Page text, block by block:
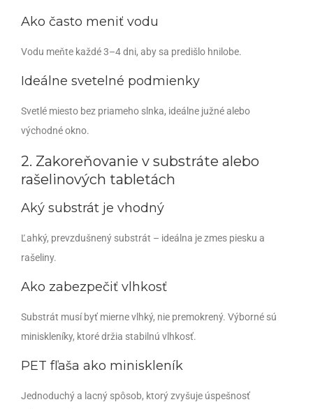
Ako často meniť vodu
Vodu meňte každé 3–4 dni, aby sa predišlo hnilobe.
Ideálne svetelné podmienky
Svetlé miesto bez priameho slnka, ideálne južné alebo
východné okno.
2. Zakoreňovanie v substráte alebo
rašelinových tabletách
Aký substrát je vhodný
Ľahký, prevzdušnený substrát – ideálna je zmes piesku a
rašeliny.
Ako zabezpečiť vlhkosť
Substrát musí byť mierne vlhký, nie premokrený. Výborné sú
miniskleníky, ktoré držia stabilnú vlhkosť.
PET fľaša ako miniskleník
Jednoduchý a lacný spôsob, ktorý zvyšuje úspešnosť